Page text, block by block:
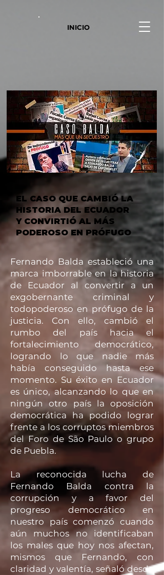
INICIO
EL CASO QUE CAMBIÓ LA
HISTORIA DEL ECUADOR
Y CONVIRTIÓ AL MÁS
PODEROSO EN PRÓFUGO
Fernando Balda estableció una
marca imborrable en la historia
de Ecuador al convertir a un
exgobernante criminal y
todopoderoso en prófugo de la
justicia. Con ello, cambió el
rumbo del país hacia el
fortalecimiento democrático,
logrando lo que nadie más
había conseguido hasta ese
momento. Su éxito en Ecuador
es único, alcanzando lo que en
ningún otro país la oposición
democrática ha podido lograr
frente a los corruptos miembros
del Foro de São Paulo o grupo
de Puebla.
La reconocida lucha de
Fernando Balda contra la
corrupción y a favor del
progreso democrático en
nuestro país comenzó cuando
aún muchos no identificaban
los males que hoy nos afectan,
mismos que Fernando, con
claridad y valentía, señaló desde